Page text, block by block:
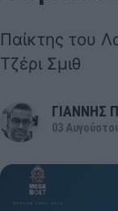
Παίκτης του
Τζέρι Σμιθ
ΓΙΑΝΝΗΣ
03